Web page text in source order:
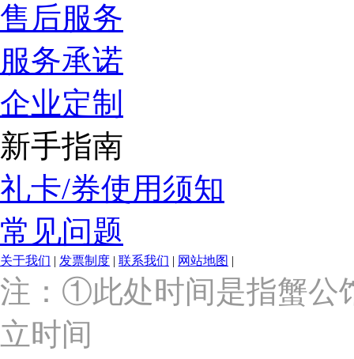
售后服务
服务承诺
企业定制
新手指南
礼卡/券使用须知
常见问题
关于我们 | 发票制度 | 联系我们 | 网站地图 |
上
海
市
浦
东
注：①此处时间是指蟹公
立时间